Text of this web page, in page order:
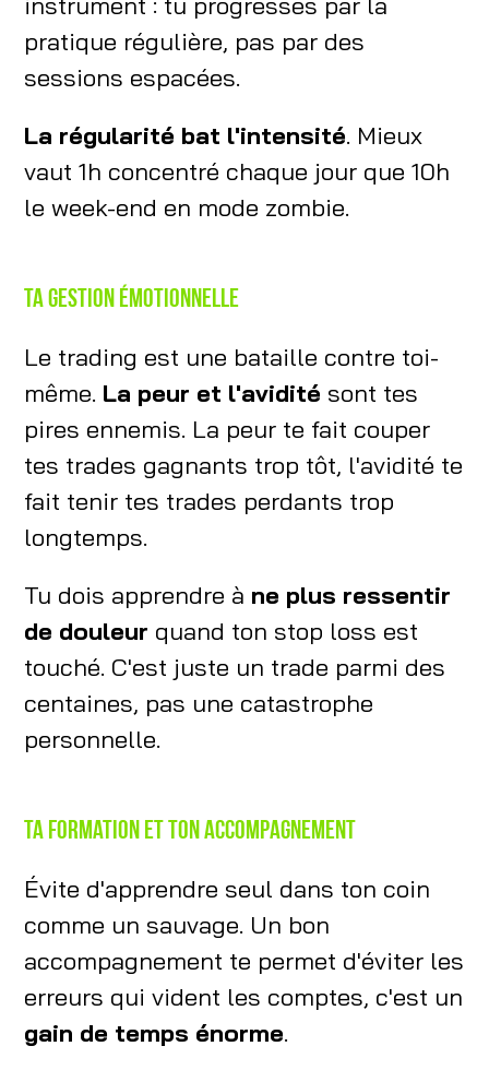
pratique régulière, pas par des
sessions espacées.
La régularité bat l'intensité. Mieux
vaut 1h concentré chaque jour que 10h
le week-end en mode zombie.
Ta gestion émotionnelle
Le trading est une bataille contre toi-
même. La peur et l'avidité sont tes
pires ennemis. La peur te fait couper
tes trades gagnants trop tôt, l'avidité te
fait tenir tes trades perdants trop
longtemps.
Tu dois apprendre à ne plus ressentir
de douleur quand ton stop loss est
touché. C'est juste un trade parmi des
centaines, pas une catastrophe
personnelle.
Ta formation et ton accompagnement
Évite d'apprendre seul dans ton coin
comme un sauvage. Un bon
accompagnement te permet d'éviter les
erreurs qui vident les comptes, c'est un
gain de temps énorme.